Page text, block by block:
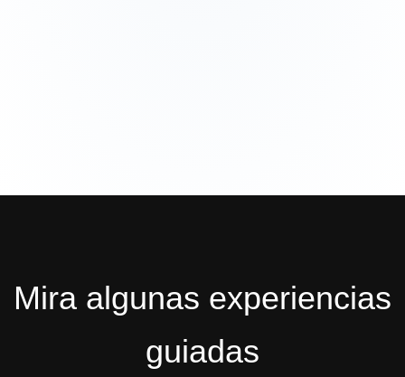
Mira algunas experiencias
guiadas